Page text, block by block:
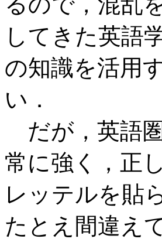
してきた英語
の知識を活用
い．
だが，英語
常に強く，正
レッテルを貼
たとえ間違え